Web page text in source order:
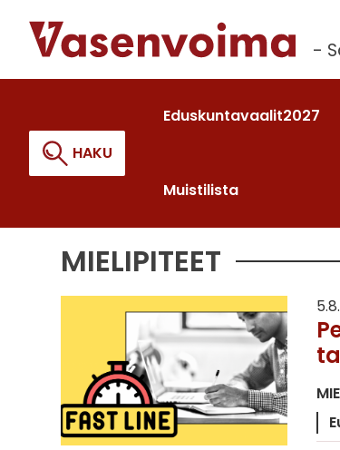
sisältöön
-
HAKU
Eduskuntavaalit2027
Muistilista
Haku:
MIELIPITEET